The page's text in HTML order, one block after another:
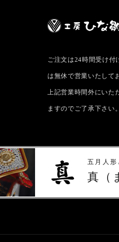
ご注文は24時間受け付
は無休で営業いたして
上記営業時間外にいた
ますのでご了承下さい。
五月人
真（